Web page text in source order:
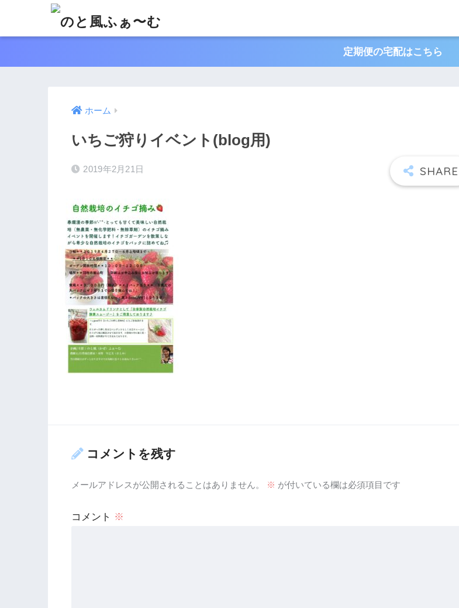
定期便の宅配はこちら
ホーム
いちご狩りイベント(blog用)
2019年2月21日
コメントを残す
メールアドレスが公開されることはありません。 ※ が付いている欄は必須項目です
コメント ※